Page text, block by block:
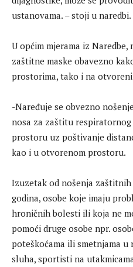
ustanovama. – stoji u naredbi.
U općim mjerama iz
zaštitne maske obavezno
prostorima, tako i na
-Naređuje se obvezno
nosa za zaštitu
prostoru uz poštivanje
kao i u otvorenom prostoru.
Izuzetak od nošenja zaštitnih
godina, osobe koje imaju
hroničnih bolesti ili koja ne
pomoći druge osobe npr.
poteškoćama ili smetnjama u
sluha, sportisti na